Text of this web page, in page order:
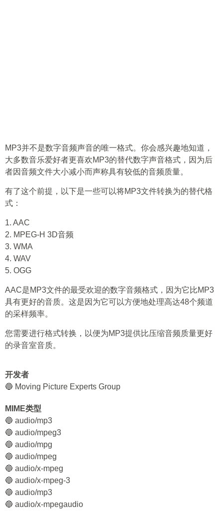
MP3并不是数字音频声音的唯一格式。你会感兴趣地知道，
大多数音乐爱好者更喜欢MP3的替代数字声音格式，因为后
者因音频文件大小减小而声称具有较低的音频质量。
有了这个前提，以下是一些可以将MP3文件转换为的替代格
式：
1. AAC
2. MPEG-H 3D音频
3. WMA
4. WAV
5. OGG
AAC是MP3文件的最受欢迎的数字音频格式，因为它比MP3
具有更好的音质。这是因为它可以方便地处理高达48个频道
的采样频率。
您需要进行格式转换，以便为MP3提供比压缩音频质量更好
的录音室音质。
开发者
🔵 Moving Picture Experts Group
MIME类型
🔵 audio/mp3
🔵 audio/mpeg3
🔵 audio/mpg
🔵 audio/mpeg
🔵 audio/x-mpeg
🔵 audio/x-mpeg-3
🔵 audio/mp3
🔵 audio/x-mpegaudio